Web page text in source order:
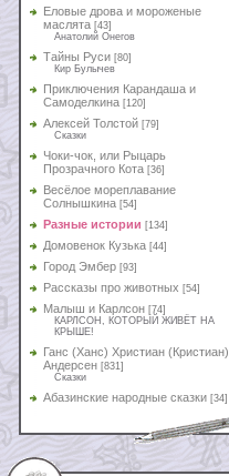
Еловые дрова и мороженые
маслята [43]
Анатолий Онегов
Тайны Руси [80]
Кир Булычев
Приключения Карандаша и
Самоделкина [120]
Алексей Толстой [79]
Сказки
Чоки-чок, или Рыцарь
Прозрачного Кота [36]
Весёлое мореплавание
Солнышкина [54]
Разные истории [134]
Домовенок Кузька [44]
Город Эмбер [93]
Рассказы про животных [54]
Малыш и Карлсон [74]
КАРЛСОН, КОТОРЫЙ ЖИВЁТ НА
КРЫШЕ!
Ганс (Ханс) Христиан (Кристиан)
Андерсен [831]
Сказки
Абазинские народные сказки [34]